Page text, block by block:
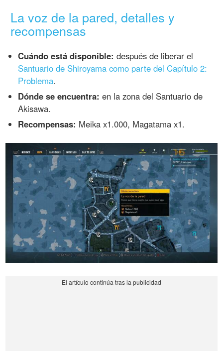
La voz de la pared, detalles y
recompensas
Cuándo está disponible: después de liberar el
Santuario de Shiroyama como parte del Capítulo 2:
Problema.
Dónde se encuentra: en la zona del Santuario de
Akisawa.
Recompensas: Meika x1.000, Magatama x1.